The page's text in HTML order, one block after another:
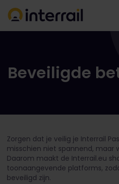
Beveiligde
Zorgen dat je veilig je Interrail
misschien niet spannend, maar
Daarom maakt de Interrail.eu
toonaangevende platforms,
beveiligd zijn.